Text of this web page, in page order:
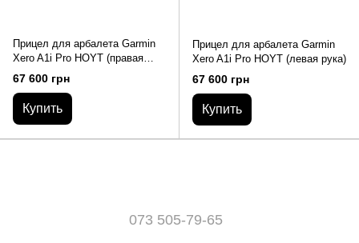
Прицел для арбалета Garmin
Xero A1i Pro HOYT (правая
рука)
67 600 грн
Купить
Прицел для арбалета Garmin
Xero A1i Pro HOYT (левая рука)
67 600 грн
Купить
073 505-79-65